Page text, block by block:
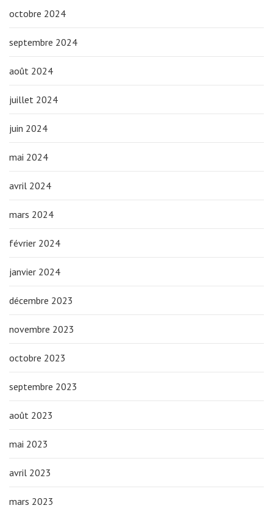
octobre 2024
septembre 2024
août 2024
juillet 2024
juin 2024
mai 2024
avril 2024
mars 2024
février 2024
janvier 2024
décembre 2023
novembre 2023
octobre 2023
septembre 2023
août 2023
mai 2023
avril 2023
mars 2023